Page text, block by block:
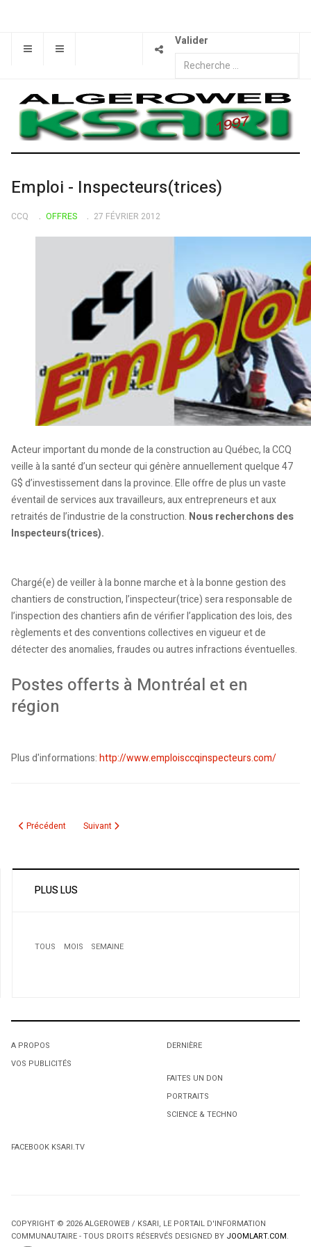
Valider
Emploi - Inspecteurs(trices)
CCQ OFFRES 27 FÉVRIER 2012
Acteur important du monde de la construction au Québec, la CCQ
veille à la santé d’un secteur qui génère annuellement quelque 47
G$ d’investissement dans la province. Elle offre de plus un vaste
éventail de services aux travailleurs, aux entrepreneurs et aux
retraités de l’industrie de la construction. Nous recherchons des
Inspecteurs(trices).
Chargé(e) de veiller à la bonne marche et à la bonne gestion des
chantiers de construction, l’inspecteur(trice) sera responsable de
l’inspection des chantiers afin de vérifier l’application des lois, des
règlements et des conventions collectives en vigueur et de
détecter des anomalies, fraudes ou autres infractions éventuelles.
Postes offerts à Montréal et en
région
Plus d'informations:http://www.emploisccqinspecteurs.com/
Article précédent : Emploi MESRS en Algerie
Précédent Article suivant : Emplois au recensement
Suivant
PLUS LUS
TOUS MOIS
SEMAINE
Rumor: Toronto FC chasing Algerian international
Le site de l'ENTV hacké après le match Algerie-Egypte
L'octroi accidentel du Gant Court.
L'octroi accidentel du Gant Court.
A PROPOS
VOS PUBLICITÉS
DERNIÈRE
FAITES UN DON
PORTRAITS
SCIENCE & TECHNO
FACEBOOK KSARI.TV
COPYRIGHT © 2026 ALGEROWEB / KSARI, LE PORTAIL D'INFORMATION
COMMUNAUTAIRE - TOUS DROITS RÉSERVÉS DESIGNED BY JOOMLART.COM.